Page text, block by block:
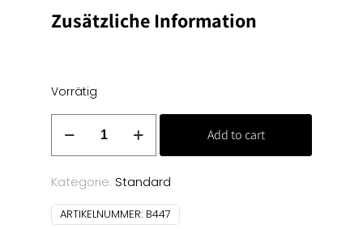
Zusätzliche Information
Vorrätig
Uni
-
weiß
Menge
Add to cart
Kategorie: Standard
ARTIKELNUMMER: B447